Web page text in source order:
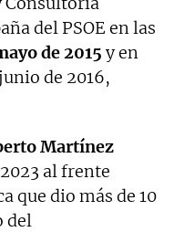
del PSOE en las
de 2015 y en
de 2016,
Martínez
al frente
que dio más de 10
del